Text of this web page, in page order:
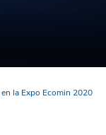
la Expo Ecomin 2020